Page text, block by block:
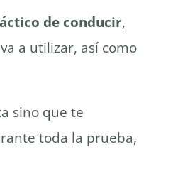
de conducir,
a utilizar, así como
sino que te
toda la prueba,